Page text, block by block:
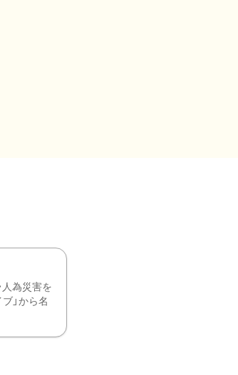
人為災害を
」から名